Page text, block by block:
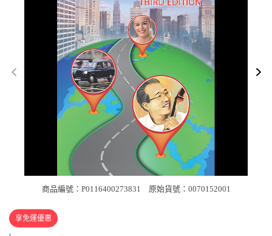
商品編號：P0116400273831 原始貨號：0070152001
享免運優惠